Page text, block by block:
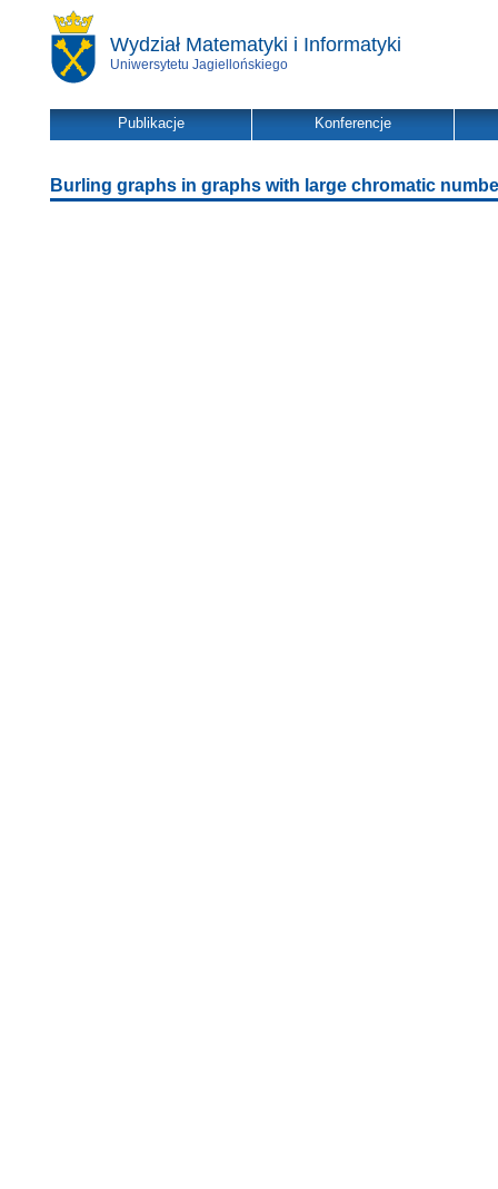
Wydział Matematyki i Informatyki
Uniwersytetu Jagiellońskiego
Publikacje Konferencje
Burling graphs in graphs with large chromatic